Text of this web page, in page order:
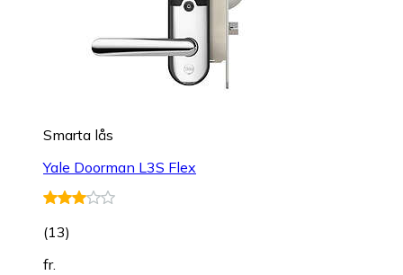
Smarta lås
Yale Doorman L3S Flex
(13)
fr.